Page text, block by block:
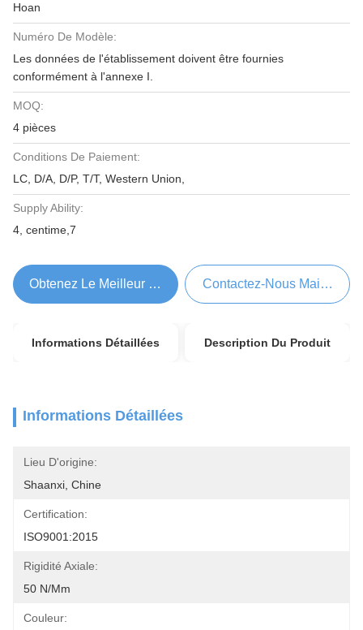
Hoan
Numéro De Modèle:
Les données de l'établissement doivent être fournies
conformément à l'annexe I.
MOQ:
4 pièces
Conditions De Paiement:
LC, D/A, D/P, T/T, Western Union,
Supply Ability:
4, centime,7
Obtenez Le Meilleur Prix Contactez-Nous Maintenant
Informations Détaillées Description Du Produit
Informations Détaillées
Lieu D'origine:
Shaanxi, Chine
Certification:
ISO9001:2015
Rigidité Axiale:
50 N/mm
Couleur: